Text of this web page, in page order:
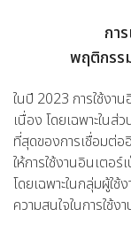
กา
พฤติกรร
ในปี 2023 การใช้งา
เนื่อง โดยเฉพาะใน
ที่สุดของการเชื่อมต่อ
ให้การใช้งานอินเตอ
โดยเฉพาะในกลุ่มผู้ใ
ความสนใจในการใช้